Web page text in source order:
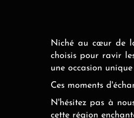
Niché au cœur de
choisis pour ravir
une occasion
Ces moments
N'hésitez pas à
cette région